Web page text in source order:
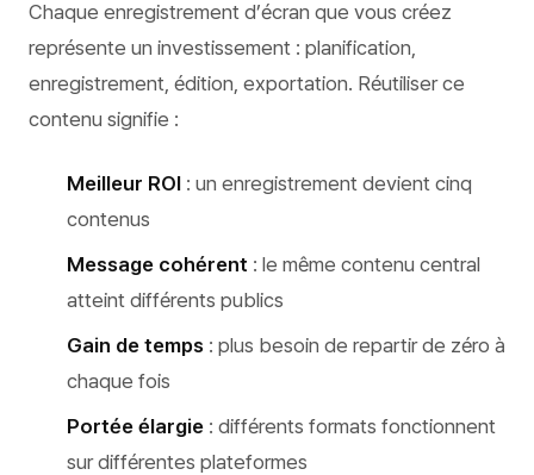
Chaque enregistrement d’écran que vous créez
représente un investissement : planification,
enregistrement, édition, exportation. Réutiliser ce
contenu signifie :
Meilleur ROI : un enregistrement devient cinq
contenus
Message cohérent : le même contenu central
atteint différents publics
Gain de temps : plus besoin de repartir de zéro à
chaque fois
Portée élargie : différents formats fonctionnent
sur différentes plateformes